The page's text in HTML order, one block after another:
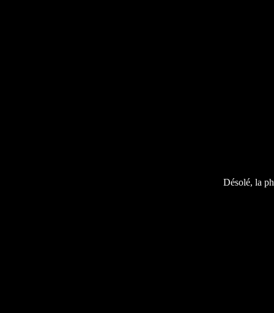
Désolé, la